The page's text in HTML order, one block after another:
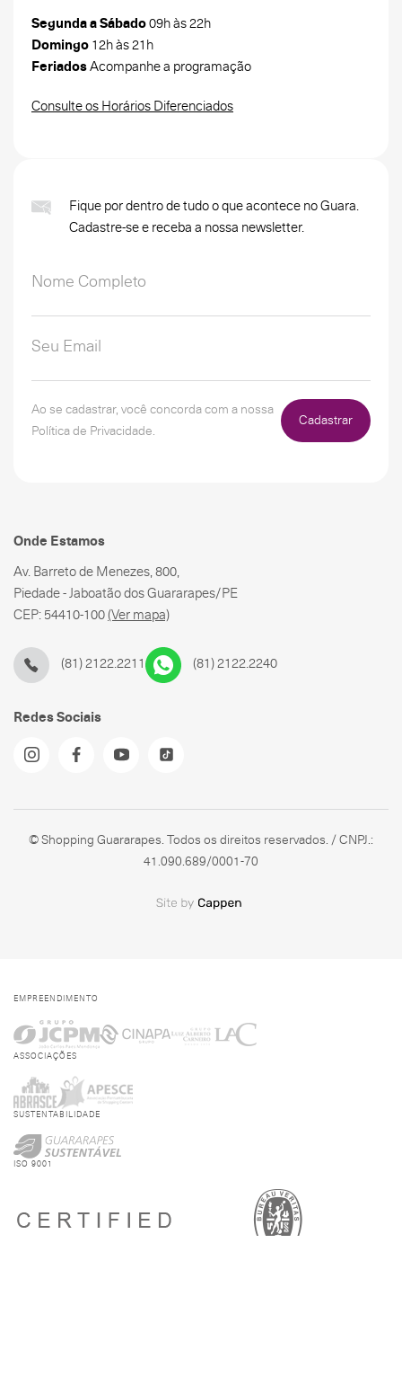
Segunda a Sábado09h às 22h
Domingo 12h às 21h
FeriadosAcompanhe a programação
Consulte os Horários Diferenciados
Fique por dentro de tudo o que acontece no Guara.
Cadastre-se e receba a nossa newsletter.
Ao se cadastrar, você concorda com a nossa
Política de Privacidade.
Cadastrar
Onde Estamos
Av. Barreto de Menezes, 800,
Piedade - Jaboatão dos Guararapes/PE
CEP: 54410-100(Ver mapa)
Redes Sociais
(81) 2122.2211 (81) 2122.2240
© Shopping Guararapes. Todos os direitos reservados. / CNPJ.:
41.090.689/0001-70
EMPREENDIMENTO
ASSOCIAÇÕES
SUSTENTABILIDADE
ISO 9001